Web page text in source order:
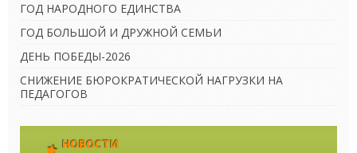
ГОД НАРОДНОГО ЕДИНСТВА
ГОД БОЛЬШОЙ И ДРУЖНОЙ СЕМЬИ
ДЕНЬ ПОБЕДЫ-2026
СНИЖЕНИЕ БЮРОКРАТИЧЕСКОЙ НАГРУЗКИ НА
ПЕДАГОГОВ
НОВОСТИ